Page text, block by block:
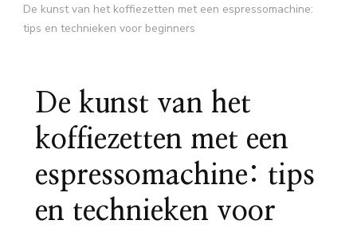
De kunst van het koffiezetten met een espressomachine:
tips en technieken voor beginners
De kunst van het
koffiezetten met een
espressomachine: tips
en technieken voor